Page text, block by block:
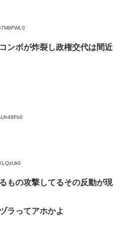
ンボが炸裂し政権交代は間近
もの攻撃してるその反動が現
ラってアホかよ